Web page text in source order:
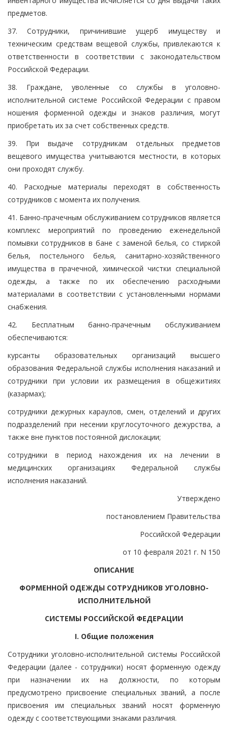
предметов.
37. Сотрудники, причинившие ущерб имуществу и
техническим средствам вещевой службы, привлекаются к
ответственности в соответствии с законодательством
Российской Федерации.
38. Граждане, уволенные со службы в уголовно-
исполнительной системе Российской Федерации с правом
ношения форменной одежды и знаков различия, могут
приобретать их за счет собственных средств.
39. При выдаче сотрудникам отдельных предметов
вещевого имущества учитываются местности, в которых
они проходят службу.
40. Расходные материалы переходят в собственность
сотрудников с момента их получения.
41. Банно-прачечным обслуживанием сотрудников является
комплекс мероприятий по проведению еженедельной
помывки сотрудников в бане с заменой белья, со стиркой
белья, постельного белья, санитарно-хозяйственного
имущества в прачечной, химической чистки специальной
одежды, а также по их обеспечению расходными
материалами в соответствии с установленными нормами
снабжения.
42. Бесплатным банно-прачечным обслуживанием
обеспечиваются:
курсанты образовательных организаций высшего
образования Федеральной службы исполнения наказаний и
сотрудники при условии их размещения в общежитиях
(казармах);
сотрудники дежурных караулов, смен, отделений и других
подразделений при несении круглосуточного дежурства, а
также вне пунктов постоянной дислокации;
сотрудники в период нахождения их на лечении в
медицинских организациях Федеральной службы
исполнения наказаний.
Утверждено
постановлением Правительства
Российской Федерации
от 10 февраля 2021 г. N 150
ОПИСАНИЕ
ФОРМЕННОЙ ОДЕЖДЫ СОТРУДНИКОВ УГОЛОВНО-
ИСПОЛНИТЕЛЬНОЙ
СИСТЕМЫ РОССИЙСКОЙ ФЕДЕРАЦИИ
I. Общие положения
Сотрудники уголовно-исполнительной системы Российской
Федерации (далее - сотрудники) носят форменную одежду
при назначении их на должности, по которым
предусмотрено присвоение специальных званий, а после
присвоения им специальных званий носят форменную
одежду с соответствующими знаками различия.